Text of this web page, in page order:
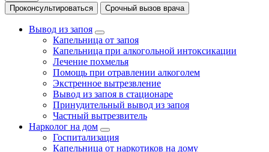
Проконсультироваться Срочный вызов врача
Вывод из запоя
Капельница от запоя
Капельница при алкогольной интоксикации
Лечение похмелья
Помощь при отравлении алкоголем
Экстренное вытрезвление
Вывод из запоя в стационаре
Принудительный вывод из запоя
Частный вытрезвитель
Нарколог на дом
Госпитализация
Капельница от наркотиков на дому